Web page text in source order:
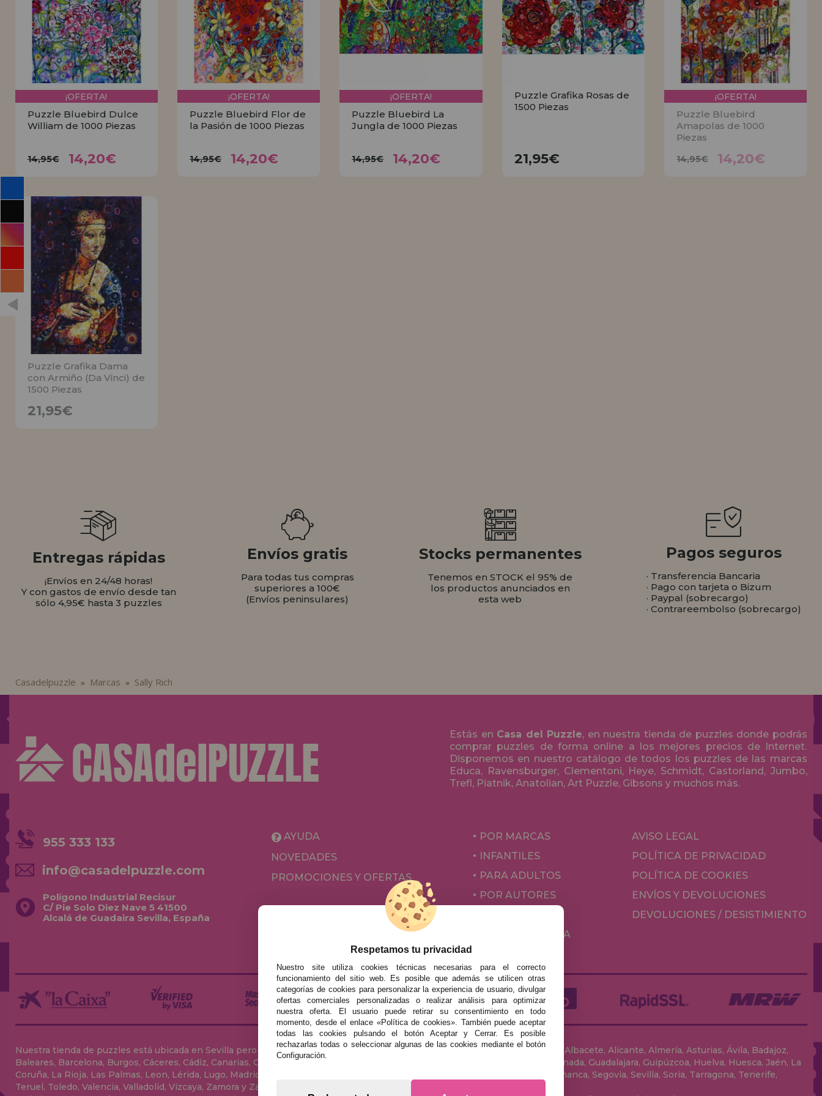
INFORMACIÓN
955 333 133
info@casadelpuzzle.com
¡OFERTA!
Puzzle Bluebird Dulce
William de 1000 Piezas
14,95€ 14,20€
¡OFERTA!
Puzzle Bluebird Flor de
la Pasión de 1000 Piezas
14,95€ 14,20€
¡OFERTA!
Puzzle Bluebird La
Jungla de 1000 Piezas
14,95€ 14,20€
Puzzle Grafika Rosas de
1500 Piezas
21,95€
¡OFERTA!
Puzzle Bluebird
Amapolas de 1000
Piezas
14,95€ 14,20€
Puzzle Grafika Dama
con Armiño (Da Vinci) de
1500 Piezas
21,95€
Entregas rápidas
¡Envíos en 24/48 horas!
Y con gastos de envío desde tan
sólo 4,95€ hasta 3 puzzles
Envíos gratis
Para todas tus compras
superiores a 100€
(Envíos peninsulares)
Stocks permanentes
Tenemos en STOCK el 95% de
los productos anunciados en
esta web
Pagos seguros
· Transferencia Bancaria
· Pago con tarjeta o Bizum
· Paypal (sobrecargo)
· Contrareembolso (sobrecargo)
Casadelpuzzle » Marcas » Sally Rich
Estás en Casa del Puzzle, en nuestra tienda de puzzles donde podrás
comprar puzzles de forma online a los mejores precios de Internet.
Disponemos en nuestro catálogo de todos los puzzles de las marcas
Educa, Ravensburger, Clementoni, Heye, Schmidt, Castorland, Jumbo,
Trefl, Piatnik, Anatolian, Art Puzzle, Gibsons y muchos más.
955 333 133
info@casadelpuzzle.com
Polígono Industrial Recisur
C/ Pie Solo Diez Nave 5 41500
Alcalá de Guadaira Sevilla, España
AYUDA
NOVEDADES
PROMOCIONES Y OFERTAS
POR MARCAS
INFANTILES
PARA ADULTOS
POR AUTORES
JUEGOS DE MESA
AVISO LEGAL
POLÍTICA DE PRIVACIDAD
POLÍTICA DE COOKIES
ENVÍOS Y DEVOLUCIONES
DEVOLUCIONES / DESISTIMIENTO
Nuestra tienda de puzzles está ubicada en Sevilla pero enviamos tus puzzles a cualquier ciudad del territorio español: Álava, Albacete, Alicante, Almería, Asturias, Ávila, Badajoz,
Baleares, Barcelona, Burgos, Cáceres, Cádiz, Canarias, Cantabria, Castellón, Ceuta, Ciudad Real, Córdoba, Cuenca, Gerona, Granada, Guadalajara, Guipúzcoa, Huelva, Huesca, Jaén, La
Coruña, La Rioja, Las Palmas, Leon, Lérida, Lugo, Madrid, Málaga, Melilla, Murcia, Navarra, Orense, Palencia, Pontevedra, Salamanca, Segovia, Sevilla, Soria, Tarragona, Tenerife,
Teruel, Toledo, Valencia, Valladolid, Vizcaya, Zamora y Zaragoza.
Respetamos tu privacidad
Nuestro site utiliza cookies técnicas necesarias para el correcto
funcionamiento del sitio web. Es posible que además se utilicen otras
categorías de cookies para personalizar la experiencia de usuario, divulgar
ofertas comerciales personalizadas o realizar análisis para optimizar
nuestra oferta. El usuario puede retirar su consentimiento en todo
momento, desde el enlace «Política de cookies». También puede aceptar
todas las cookies pulsando el botón Aceptar y Cerrar. Es posible
rechazarlas todas o seleccionar algunas de las cookies mediante el botón
Configuración.